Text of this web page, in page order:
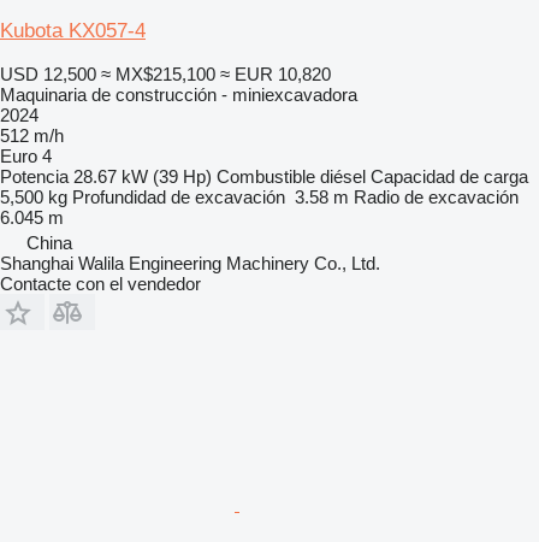
Kubota KX057-4
USD 12,500 ≈ MX$215,100 ≈ EUR 10,820
Maquinaria de construcción - miniexcavadora
2024
512 m/h
Euro 4
Potencia 28.67 kW (39 Hp) Combustible diésel Capacidad de carga
5,500 kg Profundidad de excavación 3.58 m Radio de excavación
6.045 m
China
Shanghai Walila Engineering Machinery Co., Ltd.
Contacte con el vendedor